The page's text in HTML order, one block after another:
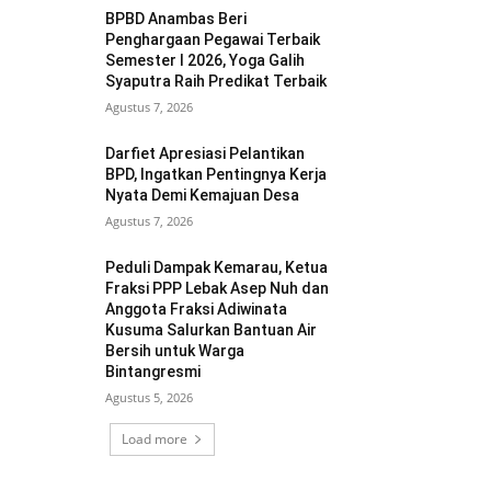
BPBD Anambas Beri
Penghargaan Pegawai Terbaik
Semester I 2026, Yoga Galih
Syaputra Raih Predikat Terbaik
Agustus 7, 2026
Darfiet Apresiasi Pelantikan
BPD, Ingatkan Pentingnya Kerja
Nyata Demi Kemajuan Desa
Agustus 7, 2026
Peduli Dampak Kemarau, Ketua
Fraksi PPP Lebak Asep Nuh dan
Anggota Fraksi Adiwinata
Kusuma Salurkan Bantuan Air
Bersih untuk Warga
Bintangresmi
Agustus 5, 2026
Load more